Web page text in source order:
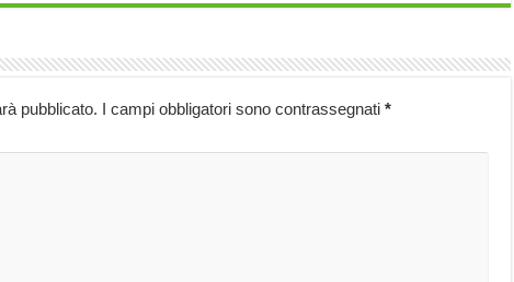
pubblicato. I campi obbligatori sono contrassegnati *